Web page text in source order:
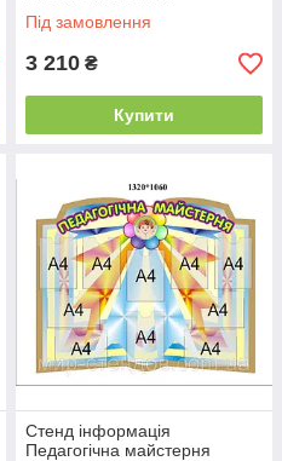
Під замовлення
3 210 ₴
Купити
Стенд інформація
Педагогічна майстерня